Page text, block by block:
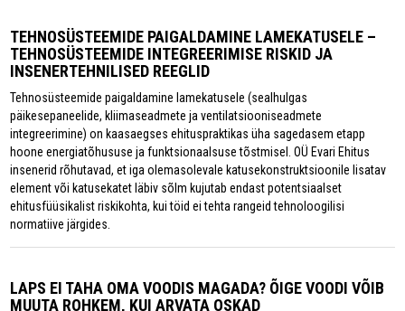
TEHNOSÜSTEEMIDE PAIGALDAMINE LAMEKATUSELE –
TEHNOSÜSTEEMIDE INTEGREERIMISE RISKID JA
INSENERTEHNILISED REEGLID
Tehnosüsteemide paigaldamine lamekatusele (sealhulgas
päikesepaneelide, kliimaseadmete ja ventilatsiooniseadmete
integreerimine) on kaasaegses ehituspraktikas üha sagedasem etapp
hoone energiatõhususe ja funktsionaalsuse tõstmisel. OÜ Evari Ehitus
insenerid rõhutavad, et iga olemasolevale katusekonstruktsioonile lisatav
element või katusekatet läbiv sõlm kujutab endast potentsiaalset
ehitusfüüsikalist riskikohta, kui töid ei tehta rangeid tehnoloogilisi
normatiive järgides.
LAPS EI TAHA OMA VOODIS MAGADA? ÕIGE VOODI VÕIB
MUUTA ROHKEM, KUI ARVATA OSKAD